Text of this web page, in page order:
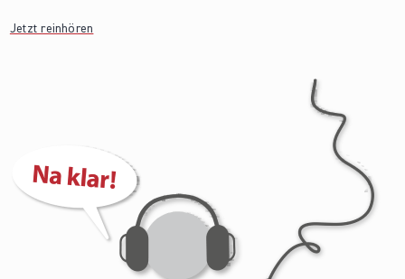
Jetzt reinhören